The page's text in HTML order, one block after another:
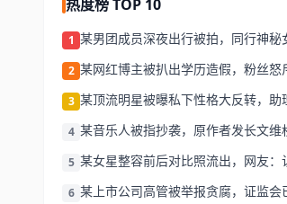
热度榜 TOP 10
1 某男团成员深夜出行被拍，同行神秘
2 某网红博主被扒出学历造假，粉丝怒
3 某顶流明星被曝私下性格大反转，助
4 某音乐人被指抄袭，原作者发长文维
5 某女星整容前后对比照流出，网友：
6 某上市公司高管被举报贪腐，证监会